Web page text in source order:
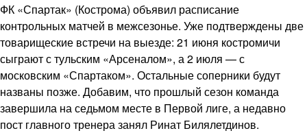
ФК «Спартак» (Кострома) объявил расписание
контрольных матчей в межсезонье. Уже подтверждены две
товарищеские встречи на выезде: 21 июня костромичи
сыграют с тульским «Арсеналом», а 2 июля — с
московским «Спартаком». Остальные соперники будут
названы позже. Добавим, что прошлый сезон команда
завершила на седьмом месте в Первой лиге, а недавно
пост главного тренера занял Ринат Билялетдинов.